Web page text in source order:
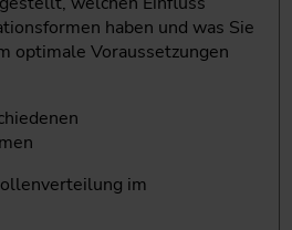
haben und was Sie
optimale Voraussetz­ungen
im